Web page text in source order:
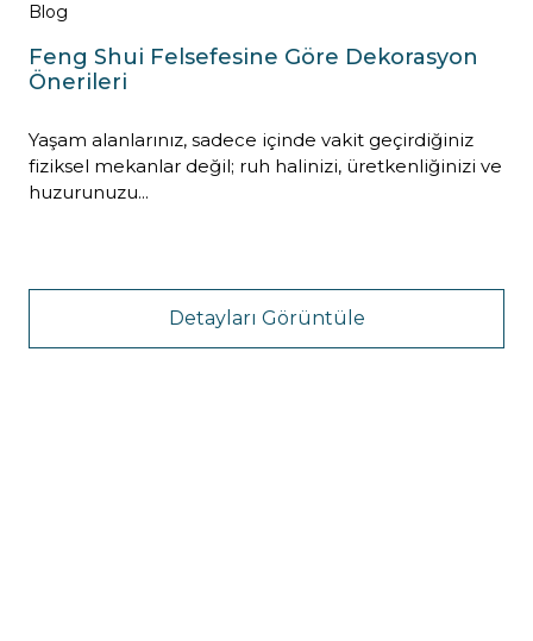
Blog
Feng Shui Felsefesine Göre Dekorasyon
Önerileri
Yaşam alanlarınız, sadece içinde vakit geçirdiğiniz
fiziksel mekanlar değil; ruh halinizi, üretkenliğinizi ve
huzurunuzu...
Detayları Görüntüle